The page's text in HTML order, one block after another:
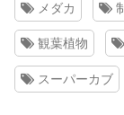
メダカ
観葉植物
スーパーカブ